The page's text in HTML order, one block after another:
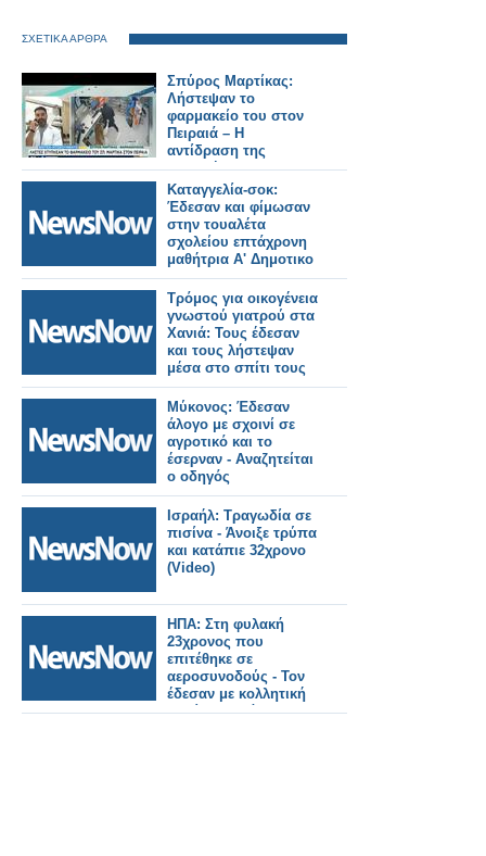
ΣΧΕΤΙΚΑ ΑΡΘΡΑ
Σπύρος Μαρτίκας:
Λήστεψαν το
φαρμακείο του στον
Πειραιά – Η
αντίδραση της
υπαλλήλου (Video)
Καταγγελία-σοκ:
Έδεσαν και φίμωσαν
στην τουαλέτα
σχολείου επτάχρονη
μαθήτρια Α' Δημοτικο
Τρόμος για οικογένεια
γνωστού γιατρού στα
Χανιά: Τους έδεσαν
και τους λήστεψαν
μέσα στο σπίτι τους
Μύκονος: Έδεσαν
άλογο με σχοινί σε
αγροτικό και το
έσερναν - Αναζητείται
ο οδηγός
Ισραήλ: Τραγωδία σε
πισίνα - Άνοιξε τρύπα
και κατάπιε 32χρονο
(Video)
ΗΠΑ: Στη φυλακή
23χρονος που
επιτέθηκε σε
αεροσυνοδούς - Τον
έδεσαν με κολλητική
ταινία στο κάθισμα